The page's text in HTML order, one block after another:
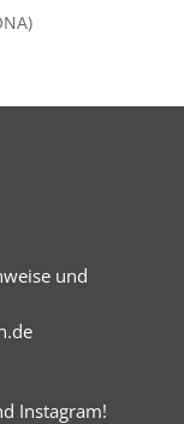
und
Instagram!